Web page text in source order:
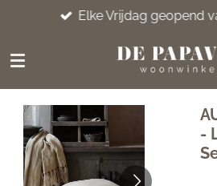
naar
hoofdinhoud
Elke Vrijdag geopend
-